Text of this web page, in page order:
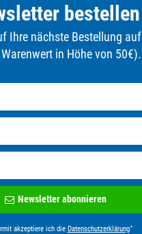
bestellen
Ihre nächste Bestellung auf
in Höhe von 50€).
Newsletter abonnieren
akzeptiere ich die Daten­schutz­erklärung*